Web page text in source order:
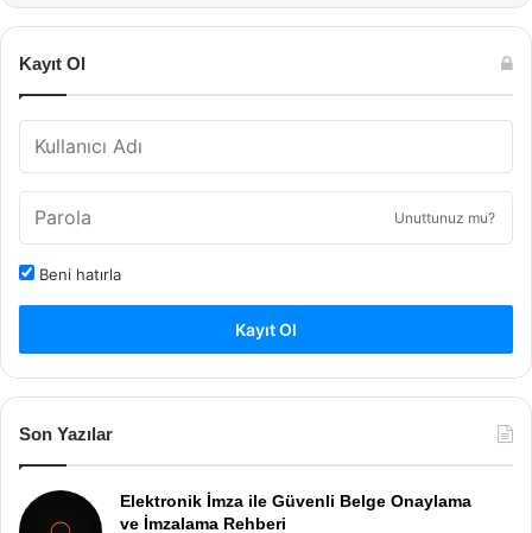
Kayıt Ol
Unuttunuz mu?
Beni hatırla
Kayıt Ol
Son Yazılar
Elektronik İmza ile Güvenli Belge Onaylama
ve İmzalama Rehberi